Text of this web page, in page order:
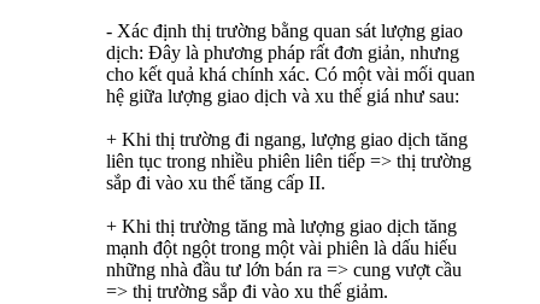
- Xác định thị trường bằng quan sát lượng giao
dịch: Đây là phương pháp rất đơn giản, nhưng
cho kết quả khá chính xác. Có một vài mối quan
hệ giữa lượng giao dịch và xu thế giá như sau:
+ Khi thị trường đi ngang, lượng giao dịch tăng
liên tục trong nhiều phiên liên tiếp => thị trường
sắp đi vào xu thế tăng cấp II.
+ Khi thị trường tăng mà lượng giao dịch tăng
mạnh đột ngột trong một vài phiên là dấu hiếu
những nhà đầu tư lớn bán ra => cung vượt cầu
=> thị trường sắp đi vào xu thế giảm.